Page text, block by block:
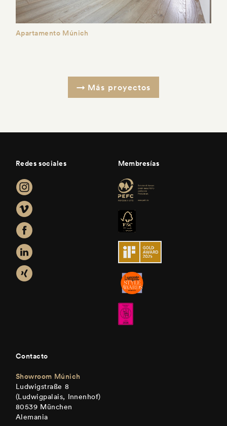
Apartamento Múnich
Más proyectos
Redes sociales Membresías
Contacto
Showroom Múnich
Ludwigstraße 8
(Ludwigpalais, Innenhof)
80539 München
Alemania